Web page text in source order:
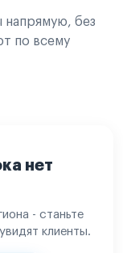
напрямую, без
по всему
нет
- станьте
клиенты.